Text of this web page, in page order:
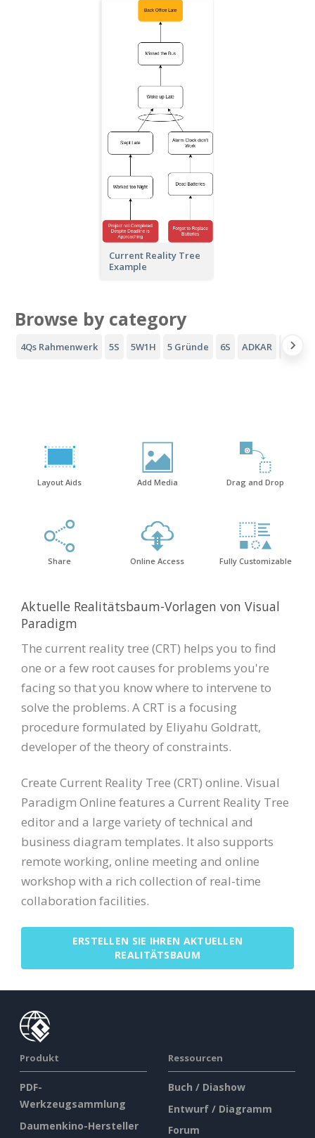
Current Reality Tree
Example
Browse by category
4Qs Rahmenwerk 5S 5W1H 5 Gründe 6S ADKAR
Layout Aids Add Media Drag and Drop
Share Online Access Fully Customizable
Aktuelle Realitätsbaum-Vorlagen von Visual
Paradigm
The current reality tree (CRT) helps you to find
one or a few root causes for problems you're
facing so that you know where to intervene to
solve the problems. A CRT is a focusing
procedure formulated by Eliyahu Goldratt,
developer of the theory of constraints.
Create Current Reality Tree (CRT) online. Visual
Paradigm Online features a Current Reality Tree
editor and a large variety of technical and
business diagram templates. It also supports
remote working, online meeting and online
workshop with a rich collection of real-time
collaboration facilities.
ERSTELLEN SIE IHREN AKTUELLEN
REALITÄTSBAUM
Produkt
PDF-
Werkzeugsammlung
Daumenkino-Hersteller
Ressourcen
Buch / Diashow
Entwurf / Diagramm
Forum